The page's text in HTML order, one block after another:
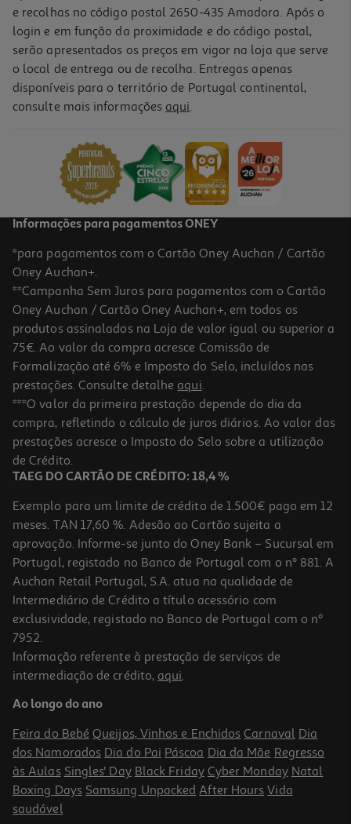
Conjunto De 4 Sublinhadores Auchan Fluorescente
Sublinhador Auchan Laranja Pastel
0.99 €/un
0,99 €
Sublinhador Auchan Azul Pastel
0.99 €/un
0,99 €
e recolhas no código postal 2650-435 Amadora. Após o
login e em função da proximidade e do código postal,
serão apresentados os preços em vigor na loja que serve
o local de entrega ou de recolha. Entregas apenas
disponíveis para o território de Portugal continental,
consulte mais informações aqui.
Informações para pagamentos ONEY
*para pagamentos com o Cartão Oney Auchan / Cartão
Oney Auchan+.
**Campanha Sem Juros para pagamentos com o Cartão
Oney Auchan / Cartão Oney Auchan+, em todos os
produtos assinalados na Loja de valor igual ou superior a
75€. Ao valor da compra acresce Comissão de
Formalização até 6% e Imposto do Selo, incluídos nas
prestações. Consulte detalhe aqui.
***O valor da primeira prestação depende do dia da
compra, refletindo o cálculo de juros diários. Ao valor das
prestações acresce o Imposto do Selo sobre a utilização
de Crédito.
TAEG DO CARTÃO DE CRÉDITO: 18,4 %
Exemplo para um limite de crédito de 1.500€ pago em 12
meses. TAN 17,60 %. Adesão ao Cartão sujeita a
aprovação. Informe-se junto do Oney Bank – Sucursal em
Portugal, registado no Banco de Portugal com o nº 881. A
Auchan Retail Portugal, S.A. atua na qualidade de
Intermediário de Crédito a título acessório com
exclusividade, registado no Banco de Portugal com o nº
7952.
Informação referente à prestação de serviços de
intermediação de crédito, aqui.
Ao longo do ano
Feira do Bebé Queijos, Vinhos e Enchidos Carnaval Dia
dos Namorados Dia do Pai Páscoa Dia da Mãe Regresso
às Aulas Singles' Day Black Friday Cyber Monday Natal
Boxing Days Samsung Unpacked After Hours Vida
saudável